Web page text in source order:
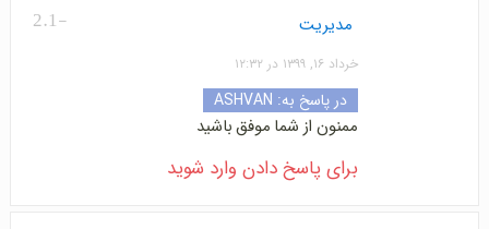
-2.1 مدیریت
خرداد ۱۶, ۱۳۹۹ در ۱۲:۳۲
در پاسخ به: ASHVAN
ممنون از شما موفق باشید
برای پاسخ دادن وارد شوید